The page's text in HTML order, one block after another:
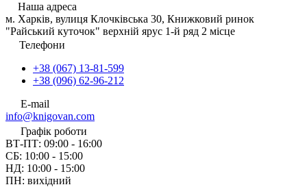
Наша адреса
м. Харків, вулиця Клочківська 30, Книжковий ринок
"Райський куточок" верхній ярус 1-й ряд 2 місце
Телефони
+38 (067) 13-81-599
+38 (096) 62-96-212
E-mail
info@knigovan.com
Графік роботи
ВТ-ПТ: 09:00 - 16:00
СБ: 10:00 - 15:00
НД: 10:00 - 15:00
ПН: вихідний